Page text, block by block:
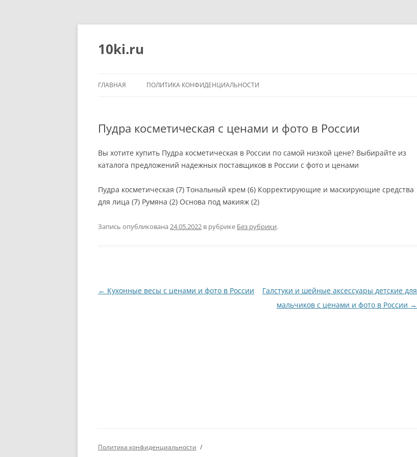
Перейти
содержимому
10ki.ru
ГЛАВНАЯ ПОЛИТИКА КОНФИДЕНЦИАЛЬНОСТИ
Пудра косметическая с ценами и фото в России
Вы хотите купить Пудра косметическая в России по самой низкой цене? Выбирайте из
каталога предложений надежных поставщиков в России с фото и ценами
Пудра косметическая (7) Тональный крем (6) Корректирующие и маскирующие средства
для лица (7) Румяна (2) Основа под макияж (2)
Запись опубликована 24.05.2022 в рубрике Без рубрики.
Навигация
← Кухонные весы с ценами и фото в России
Галстуки и шейные аксессуары детские для
мальчиков с ценами и фото в России →
Политика конфиденциальности